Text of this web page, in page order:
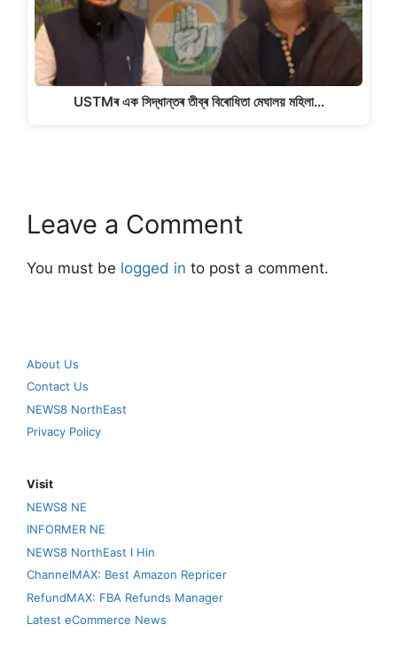
USTMৰ এক সিদ্ধান্তৰ তীব্ৰ বিৰোধিতা মেঘালয় মহিলা…
Leave a Comment
You must be logged in to post a comment.
About Us
Contact Us
NEWS8 NorthEast
Privacy Policy
Visit
NEWS8 NE
INFORMER NE
NEWS8 NorthEast I Hin
ChannelMAX: Best Amazon Repricer
RefundMAX: FBA Refunds Manager
Latest eCommerce News